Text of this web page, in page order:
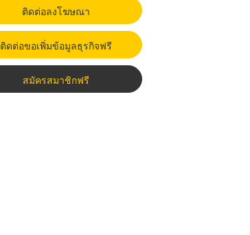
ติดต่อลงโฆษณา
ติดต่อขอเพิ่มข้อมูลธุรกิจฟรี
สมัครสมาชิกฟรี